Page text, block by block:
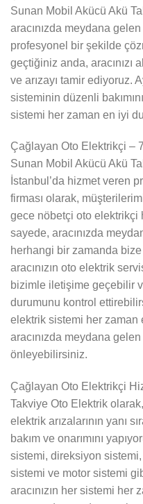
Sunan Mobil Akücü Akü
aracınızda meydana gelen
profesyonel bir şekilde
geçtiğiniz anda, aracınızı
ve arızayı tamir ediyoruz.
sisteminin düzenli
sistemi her zaman en iyi
Çağlayan Oto Elektrikçi –
Sunan Mobil Akücü Akü
İstanbul’da hizmet veren
firması olarak,
gece nöbetçi oto elektrikçi
sayede, aracınızda
herhangi bir zamanda
aracınızın oto elektrik
bizimle iletişime geçebilir
durumunu kontrol
elektrik sistemi her zaman
aracınızda meydana gelen
önleyebilirsiniz.
Çağlayan Oto Elektrikçi
Takviye Oto Elektrik
elektrik arızalarının yanı
bakım ve onarımını
sistemi, direksiyon
sistemi ve motor sistemi
aracınızın her sistemi